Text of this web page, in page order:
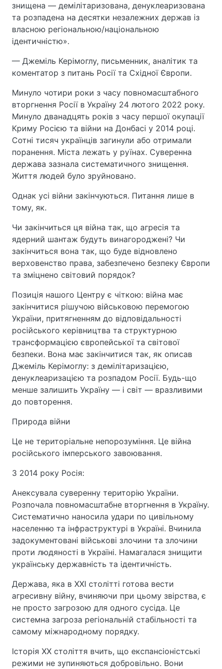
знищена — демілітаризована, денуклеаризована
та розпадена на десятки незалежних держав із
власною регіональною/національною
ідентичністю».
— Джеміль Керімоглу, письменник, аналітик та
коментатор з питань Росії та Східної Європи.
Минуло чотири роки з часу повномасштабного
вторгнення Росії в Україну 24 лютого 2022 року.
Минуло дванадцять років з часу першої окупації
Криму Росією та війни на Донбасі у 2014 році.
Сотні тисяч українців загинули або отримали
поранення. Міста лежать у руїнах. Суверенна
держава зазнала систематичного знищення.
Життя людей було зруйновано.
Однак усі війни закінчуються. Питання лише в
тому, як.
Чи закінчиться ця війна так, що агресія та
ядерний шантаж будуть винагороджені? Чи
закінчиться вона так, що буде відновлено
верховенство права, забезпечено безпеку Європи
та зміцнено світовий порядок?
Позиція нашого Центру є чіткою: війна має
закінчитися рішучою військовою перемогою
України, притягненням до відповідальності
російського керівництва та структурною
трансформацією європейської та світової
безпеки. Вона має закінчитися так, як описав
Джеміль Керімоглу: з демілітаризацією,
денуклеаризацією та розпадом Росії. Будь-що
менше залишить Україну — і світ — вразливими
до повторення.
Природа війни
Це не територіальне непорозуміння. Це війна
російського імперського завоювання.
З 2014 року Росія:
Анексувала суверенну територію України.
Розпочала повномасштабне вторгнення в Україну.
Систематично наносила удари по цивільному
населенню та інфраструктурі в Україні. Вчинила
задокументовані військові злочини та злочини
проти людяності в Україні. Намагалася знищити
українську державність та ідентичність.
Держава, яка в XXI столітті готова вести
агресивну війну, вчиняючи при цьому звірства, є
не просто загрозою для одного сусіда. Це
системна загроза регіональній стабільності та
самому міжнародному порядку.
Історія ХХ століття вчить, що експансіоністські
режими не зупиняються добровільно. Вони